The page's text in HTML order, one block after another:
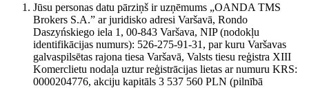
Jūsu personas datu pārziņš ir uzņēmums „OANDA TMS
Brokers S.A.” ar juridisko adresi Varšavā, Rondo
Daszyńskiego iela 1, 00-843 Varšava, NIP (nodokļu
identifikācijas numurs): 526-275-91-31, par kuru Varšavas
galvaspilsētas rajona tiesa Varšavā, Valsts tiesu reģistra XIII
Komerclietu nodaļa uztur reģistrācijas lietas ar numuru KRS:
0000204776, akciju kapitāls 3 537 560 PLN (pilnībā